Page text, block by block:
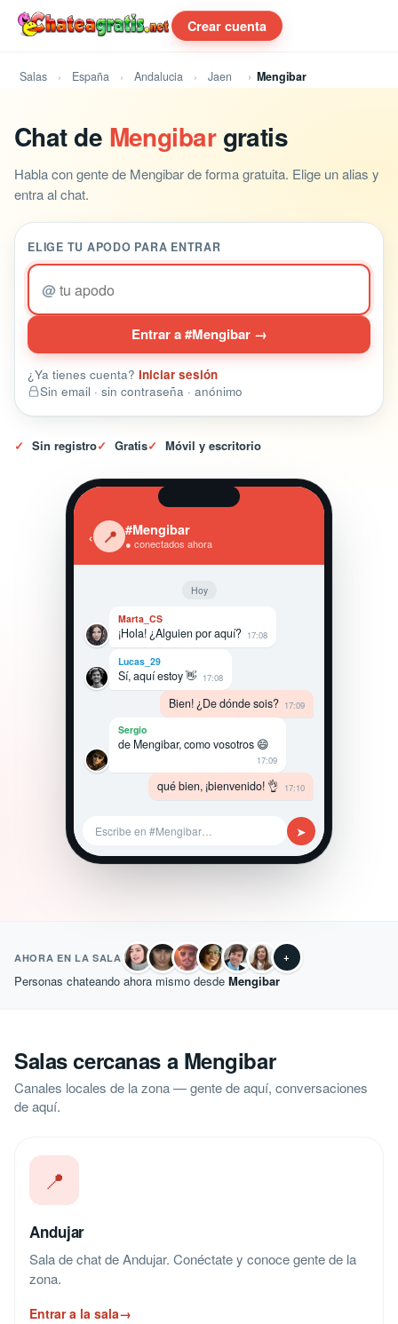
Crear cuenta
Salas España Andalucia Jaen Mengibar
Chat de Mengibargratis
Habla con gente de Mengibar de forma gratuita. Elige un alias y
entra al chat.
ELIGE TU APODO PARA ENTRAR
@
Entrar a #Mengibar →
¿Ya tienes cuenta? Iniciar sesión
Sin email · sin contraseña · anónimo
✓ Sin registro✓ Gratis✓ Móvil y escritorio
‹ 📍 #Mengibar
● conectados ahora
Hoy
Marta_CS
¡Hola! ¿Alguien por aquí? 17:08
Lucas_29
Sí, aquí estoy 👋 17:08
Bien! ¿De dónde sois? 17:09
Sergio
de Mengibar, como vosotros 😄
17:09
qué bien, ¡bienvenido! 👌 17:10
Escribe en #Mengibar… ➤
AHORA EN LA SALA +
Personas chateando ahora mismo desde Mengibar
Salas cercanas a Mengibar
Canales locales de la zona — gente de aquí, conversaciones
de aquí.
📍
Andujar
Sala de chat de Andujar. Conéctate y conoce gente de la
zona.
Entrar a la sala→